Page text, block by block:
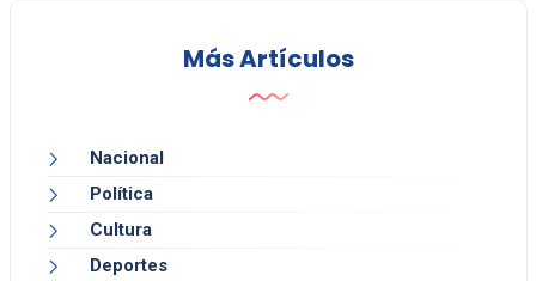
Más Artículos
Nacional
Política
Cultura
Deportes